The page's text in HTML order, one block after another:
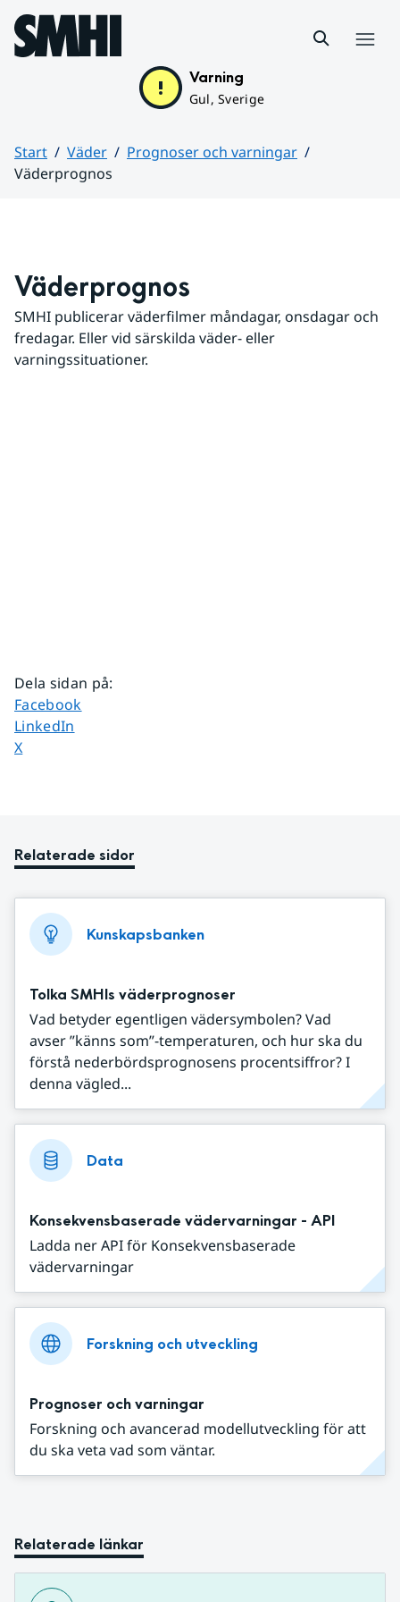
Hoppa till sidans innehåll
Varning
Gul, Sverige
Start Väder
Prognoser och varningar
Väderprognos
Väderprognos
SMHI publicerar väderfilmer måndagar, onsdagar och
fredagar. Eller vid särskilda väder- eller
varningssituationer.
Dela sidan på:
Dela sidan på
Facebook
Dela sidan på
LinkedIn
Dela sidan på
X
Relaterade sidor
Kunskapsbanken
Tolka SMHIs väderprognoser
Vad betyder egentligen vädersymbolen? Vad
avser ”känns som”-temperaturen, och hur ska du
förstå nederbördsprognosens procentsiffror? I
denna vägled...
Data
Konsekvensbaserade vädervarningar - API
Ladda ner API för Konsekvensbaserade
vädervarningar
Forskning och utveckling
Prognoser och varningar
Forskning och avancerad modellutveckling för att
du ska veta vad som väntar.
Relaterade länkar